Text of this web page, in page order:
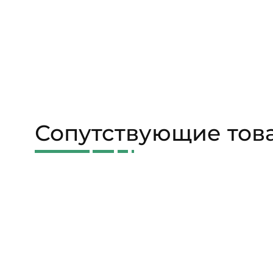
Сопутствующие